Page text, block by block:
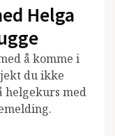
Helga
å komme i
du ikke
helgekurs med